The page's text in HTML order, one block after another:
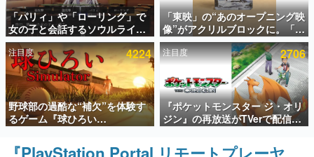
アプリセール情報
インタビュー
連載・特集一覧
殿堂入り記事
SNS拡散数が数千以上！ ページビュー数万以上！ などな
ど。多くの人々に読まれた、電ファミ渾身の“殿堂入り”記
事をまとめました。
ゲームの企画書
「パリィ」や「ローリング」で
女の子と会話するソウルライク
恋愛ゲーム『小早川さんはソウ
ルライク』無料公開。返事に失
敗すると「YOU DIED」
「東映」の“あのオープニング映
像”がアクリルブロックに。「東
映ヒストリカル グッズコレクシ
ョン」が8月下旬より発売
注目度 4224
野球部の過酷な“補欠”を体験す
るゲーム『球ひろい
Simulator』が「1件」のウィッ
シュリストをもとにチェコ語に
注目度 2706
『ポケットモンスター ジ・オリ
ジン』の再放送がTVerで配信
中！レッド（CV：竹内順子）が
主人公のオリジナルアニメ
『PlayStation Portal リモートプレーヤ